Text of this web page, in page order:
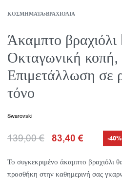
ΚΟΣΜΉΜΑΤΑ›ΒΡΑΧΙΌΛΙΑ
Άκαμπτο
Οκταγωνική
Επιμετάλλωση σε
τόνο
Swarovski
139,00€ 83,40€ -
Το συγκεκριμένο άκαμπτο βραχιόλι
προσθήκη στην καθημερινή σας